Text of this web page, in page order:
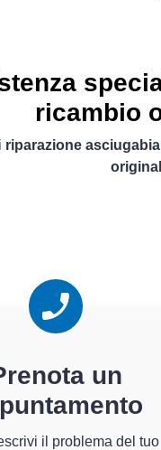
ricambio
riparazione
un
il problema del tuo